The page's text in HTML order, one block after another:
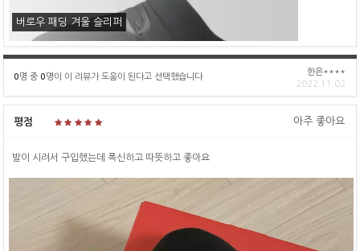
버로우 패딩 겨울 슬리퍼
0명 중 0명이 이 리뷰가 도움이 된다고 선택했습니다
한은****
2022.11.02
평점 아주 좋아요
발이 시려서 구입했는데 폭신하고 따뜻하고 좋아요